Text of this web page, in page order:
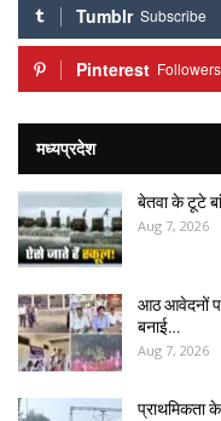
Tumblr Subscribe
Pinterest Followers
मध्यप्रदेश
बेतवा के टूटे
Aug 7, 2026
आठ आवेदनों
बनाई…
Aug 7, 2026
प्राथमिकता